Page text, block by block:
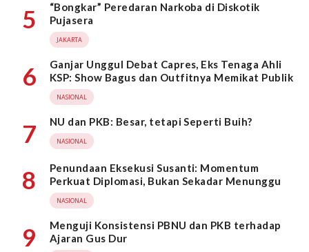
5
“Bongkar” Peredaran Narkoba di Diskotik
Pujasera
JAKARTA
6
Ganjar Unggul Debat Capres, Eks Tenaga Ahli
KSP: Show Bagus dan Outfitnya Memikat Publik
NASIONAL
7 NU dan PKB: Besar, tetapi Seperti Buih?
NASIONAL
8
Penundaan Eksekusi Susanti: Momentum
Perkuat Diplomasi, Bukan Sekadar Menunggu
NASIONAL
9
Menguji Konsistensi PBNU dan PKB terhadap
Ajaran Gus Dur